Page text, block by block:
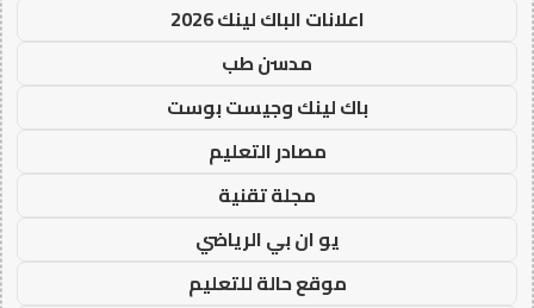
اعلانات الباك لينك 2026
مدسن طب
باك لينك وجيست بوست
مصادر التعليم
مجلة تقنية
يو ان بي الرياضي
موقع حالة للتعليم